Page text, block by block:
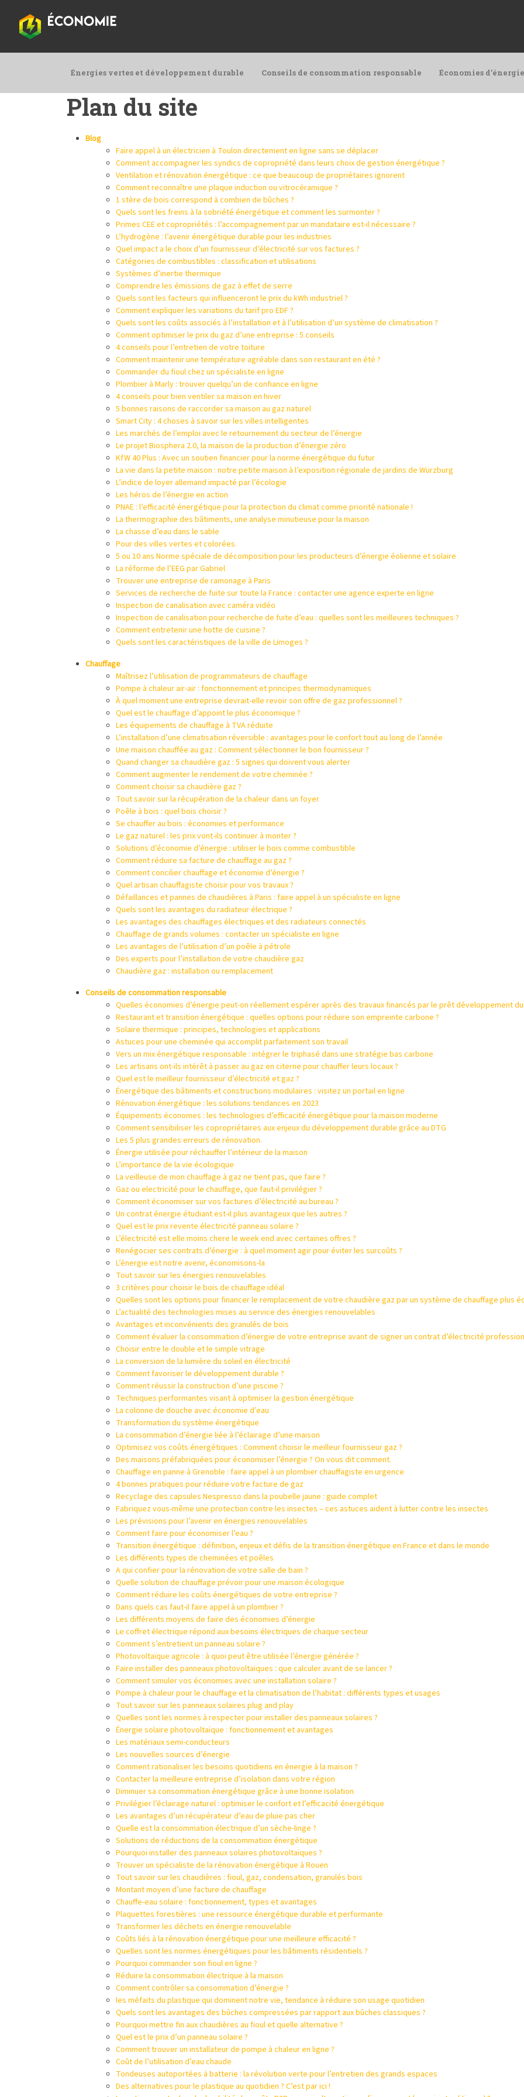
Énergies vertes et développement durable Conseils de consommation responsable Économies
Plan du site
Blog
Faire appel à un électricien à Toulon directement en ligne sans se déplacer
Comment accompagner les syndics de copropriété dans leurs choix de gestion énergétique ?
Ventilation et rénovation énergétique : ce que beaucoup de propriétaires ignorent
Comment reconnaître une plaque induction ou vitrocéramique ?
1 stère de bois correspond à combien de bûches ?
Quels sont les freins à la sobriété énergétique et comment les surmonter ?
Primes CEE et copropriétés : l’accompagnement par un mandataire est-il nécessaire ?
L’hydrogène : l’avenir énergétique durable pour les industries
Quel impact a le choix d’un fournisseur d’électricité sur vos factures ?
Catégories de combustibles : classification et utilisations
Systèmes d’inertie thermique
Comprendre les émissions de gaz à effet de serre
Quels sont les facteurs qui influenceront le prix du kWh industriel ?
Comment expliquer les variations du tarif pro EDF ?
Quels sont les coûts associés à l’installation et à l’utilisation d’un système de climatisation ?
Comment optimiser le prix du gaz d’une entreprise : 5 conseils
4 conseils pour l’entretien de votre toiture
Comment maintenir une température agréable dans son restaurant en été ?
Commander du fioul chez un spécialiste en ligne
Plombier à Marly : trouver quelqu’un de confiance en ligne
4 conseils pour bien ventiler sa maison en hiver
5 bonnes raisons de raccorder sa maison au gaz naturel
Smart City : 4 choses à savoir sur les villes intelligentes
Les marchés de l’emploi avec le retournement du secteur de l’énergie
Le projet Biosphera 2.0, la maison de la production d’énergie zéro
KfW 40 Plus : Avec un soutien financier pour la norme énergétique du futur
La vie dans la petite maison : notre petite maison à l’exposition régionale de jardins de Würzburg
L’indice de loyer allemand impacté par l’écologie
Les héros de l’énergie en action
PNAE : l’efficacité énergétique pour la protection du climat comme priorité nationale !
La thermographie des bâtiments, une analyse minutieuse pour la maison
La chasse d’eau dans le sable
Pour des villes vertes et colorées.
5 ou 10 ans Norme spéciale de décomposition pour les producteurs d’énergie éolienne et solaire
La réforme de l’EEG par Gabriel
Trouver une entreprise de ramonage à Paris
Services de recherche de fuite sur toute la France : contacter une agence experte en ligne
Inspection de canalisation avec caméra vidéo
Inspection de canalisation pour recherche de fuite d’eau : quelles sont les meilleures techniques ?
Comment entretenir une hotte de cuisine ?
Quels sont les caractéristiques de la ville de Limoges ?
Chauffage
Maîtrisez l’utilisation de programmateurs de chauffage
Pompe à chaleur air-air : fonctionnement et principes thermodynamiques
À quel moment une entreprise devrait-elle revoir son offre de gaz professionnel ?
Quel est le chauffage d’appoint le plus économique ?
Les équipements de chauffage à TVA réduite
L’installation d’une climatisation réversible : avantages pour le confort tout au long de l’année
Une maison chauffée au gaz : Comment sélectionner le bon fournisseur ?
Quand changer sa chaudière gaz : 5 signes qui doivent vous alerter
Comment augmenter le rendement de votre cheminée ?
Comment choisir sa chaudière gaz ?
Tout savoir sur la récupération de la chaleur dans un foyer
Poêle à bois : quel bois choisir ?
Se chauffer au bois : économies et performance
Le gaz naturel : les prix vont-ils continuer à monter ?
Solutions d’économie d’énergie : utiliser le bois comme combustible
Comment réduire sa facture de chauffage au gaz ?
Comment concilier chauffage et économie d’énergie ?
Quel artisan chauffagiste choisir pour vos travaux ?
Défaillances et pannes de chaudières à Paris : faire appel à un spécialiste en ligne
Quels sont les avantages du radiateur électrique ?
Les avantages des chauffages électriques et des radiateurs connectés
Chauffage de grands volumes : contacter un spécialiste en ligne
Les avantages de l’utilisation d’un poêle à pétrole
Des experts pour l’installation de votre chaudière gaz
Chaudière gaz : installation ou remplacement
Conseils de consommation responsable
Quelles économies d’énergie peut-on réellement espérer après des travaux financés par le prêt développement
Restaurant et transition énergétique : quelles options pour réduire son empreinte carbone ?
Solaire thermique : principes, technologies et applications
Astuces pour une cheminée qui accomplit parfaitement son travail
Vers un mix énergétique responsable : intégrer le triphasé dans une stratégie bas carbone
Les artisans ont-ils intérêt à passer au gaz en citerne pour chauffer leurs locaux ?
Quel est le meilleur fournisseur d’électricité et gaz ?
Énergétique des bâtiments et constructions modulaires : visitez un portail en ligne
Rénovation énergétique : les solutions tendances en 2023
Équipements économes : les technologies d’efficacité énergétique pour la maison moderne
Comment sensibiliser les copropriétaires aux enjeux du développement durable grâce au DTG
Les 5 plus grandes erreurs de rénovation.
Énergie utilisée pour réchauffer l’intérieur de la maison
L’importance de la vie écologique
La veilleuse de mon chauffage à gaz ne tient pas, que faire ?
Gaz ou electricité pour le chauffage, que faut-il privilégier ?
Comment économiser sur vos factures d’électricité au bureau ?
Un contrat énergie étudiant est-il plus avantageux que les autres ?
Quel est le prix revente électricité panneau solaire ?
L’électricité est elle moins chere le week end avec certaines offres ?
Renégocier ses contrats d’énergie : à quel moment agir pour éviter les surcoûts ?
L’énergie est notre avenir, économisons-la
Tout savoir sur les énergies renouvelables
3 critères pour choisir le bois de chauffage idéal
Quelles sont les options pour financer le remplacement de votre chaudière gaz par un système de chauffage plus
L’actualité des technologies mises au service des énergies renouvelables
Avantages et inconvénients des granulés de bois
Comment évaluer la consommation d’énergie de votre entreprise avant de signer un contrat d’électricité
Choisir entre le double et le simple vitrage
La conversion de la lumière du soleil en électricité
Comment favoriser le développement durable ?
Comment réussir la construction d’une piscine ?
Techniques performantes visant à optimiser la gestion énergétique
La colonne de douche avec économie d’eau
Transformation du système énergétique
La consommation d’énergie liée à l’éclairage d’une maison
Optimisez vos coûts énergétiques : Comment choisir le meilleur fournisseur gaz ?
Des maisons préfabriquées pour économiser l’énergie ? On vous dit comment.
Chauffage en panne à Grenoble : faire appel à un plombier chauffagiste en urgence
4 bonnes pratiques pour réduire votre facture de gaz
Recyclage des capsules Nespresso dans la poubelle jaune : guide complet
Fabriquez vous-même une protection contre les insectes – ces astuces aident à lutter contre les insectes
Les prévisions pour l’avenir en énergies renouvelables
Comment faire pour économiser l’eau ?
Transition énergétique : définition, enjeux et défis de la transition énergétique en France et dans le monde
Les différents types de cheminées et poêles
A qui confier pour la rénovation de votre salle de bain ?
Quelle solution de chauffage prévoir pour une maison écologique
Comment réduire les coûts énergétiques de votre entreprise ?
Dans quels cas faut-il faire appel à un plombier ?
Les différents moyens de faire des économies d’énergie
Le coffret électrique répond aux besoins électriques de chaque secteur
Comment s’entretient un panneau solaire ?
Photovoltaïque agricole : à quoi peut être utilisée l’énergie générée ?
Faire installer des panneaux photovoltaïques : que calculer avant de se lancer ?
Comment simuler vos économies avec une installation solaire ?
Pompe à chaleur pour le chauffage et la climatisation de l’habitat : différents types et usages
Tout savoir sur les panneaux solaires plug and play
Quelles sont les normes à respecter pour installer des panneaux solaires ?
Énergie solaire photovoltaïque : fonctionnement et avantages
Les matériaux semi-conducteurs
Les nouvelles sources d’énergie
Comment rationaliser les besoins quotidiens en énergie à la maison ?
Contacter la meilleure entreprise d’isolation dans votre région
Diminuer sa consommation énergétique grâce à une bonne isolation
Privilégier l’éclairage naturel : optimiser le confort et l’efficacité énergétique
Les avantages d’un récupérateur d’eau de pluie pas cher
Quelle est la consommation électrique d’un sèche-linge ?
Solutions de réductions de la consommation énergétique
Pourquoi installer des panneaux solaires photovoltaïques ?
Trouver un spécialiste de la rénovation énergétique à Rouen
Tout savoir sur les chaudières : fioul, gaz, condensation, granulés bois
Montant moyen d’une facture de chauffage
Chauffe-eau solaire : fonctionnement, types et avantages
Plaquettes forestières : une ressource énergétique durable et performante
Transformer les déchets en énergie renouvelable
Coûts liés à la rénovation énergétique pour une meilleure efficacité ?
Quelles sont les normes énergétiques pour les bâtiments résidentiels ?
Pourquoi commander son fioul en ligne ?
Réduire la consommation électrique à la maison
Comment contrôler sa consommation d’énergie ?
les méfaits du plastique qui dominent notre vie, tendance à réduire son usage quotidien
Quels sont les avantages des bûches compressées par rapport aux bûches classiques ?
Pourquoi mettre fin aux chaudières au fioul et quelle alternative ?
Quel est le prix d’un panneau solaire ?
Comment trouver un installateur de pompe à chaleur en ligne ?
Coût de l’utilisation d’eau chaude
Tondeuses autoportées à batterie : la révolution verte pour l’entretien des grands espaces
Des alternatives pour le plastique au quotidien ? C’est par ici !